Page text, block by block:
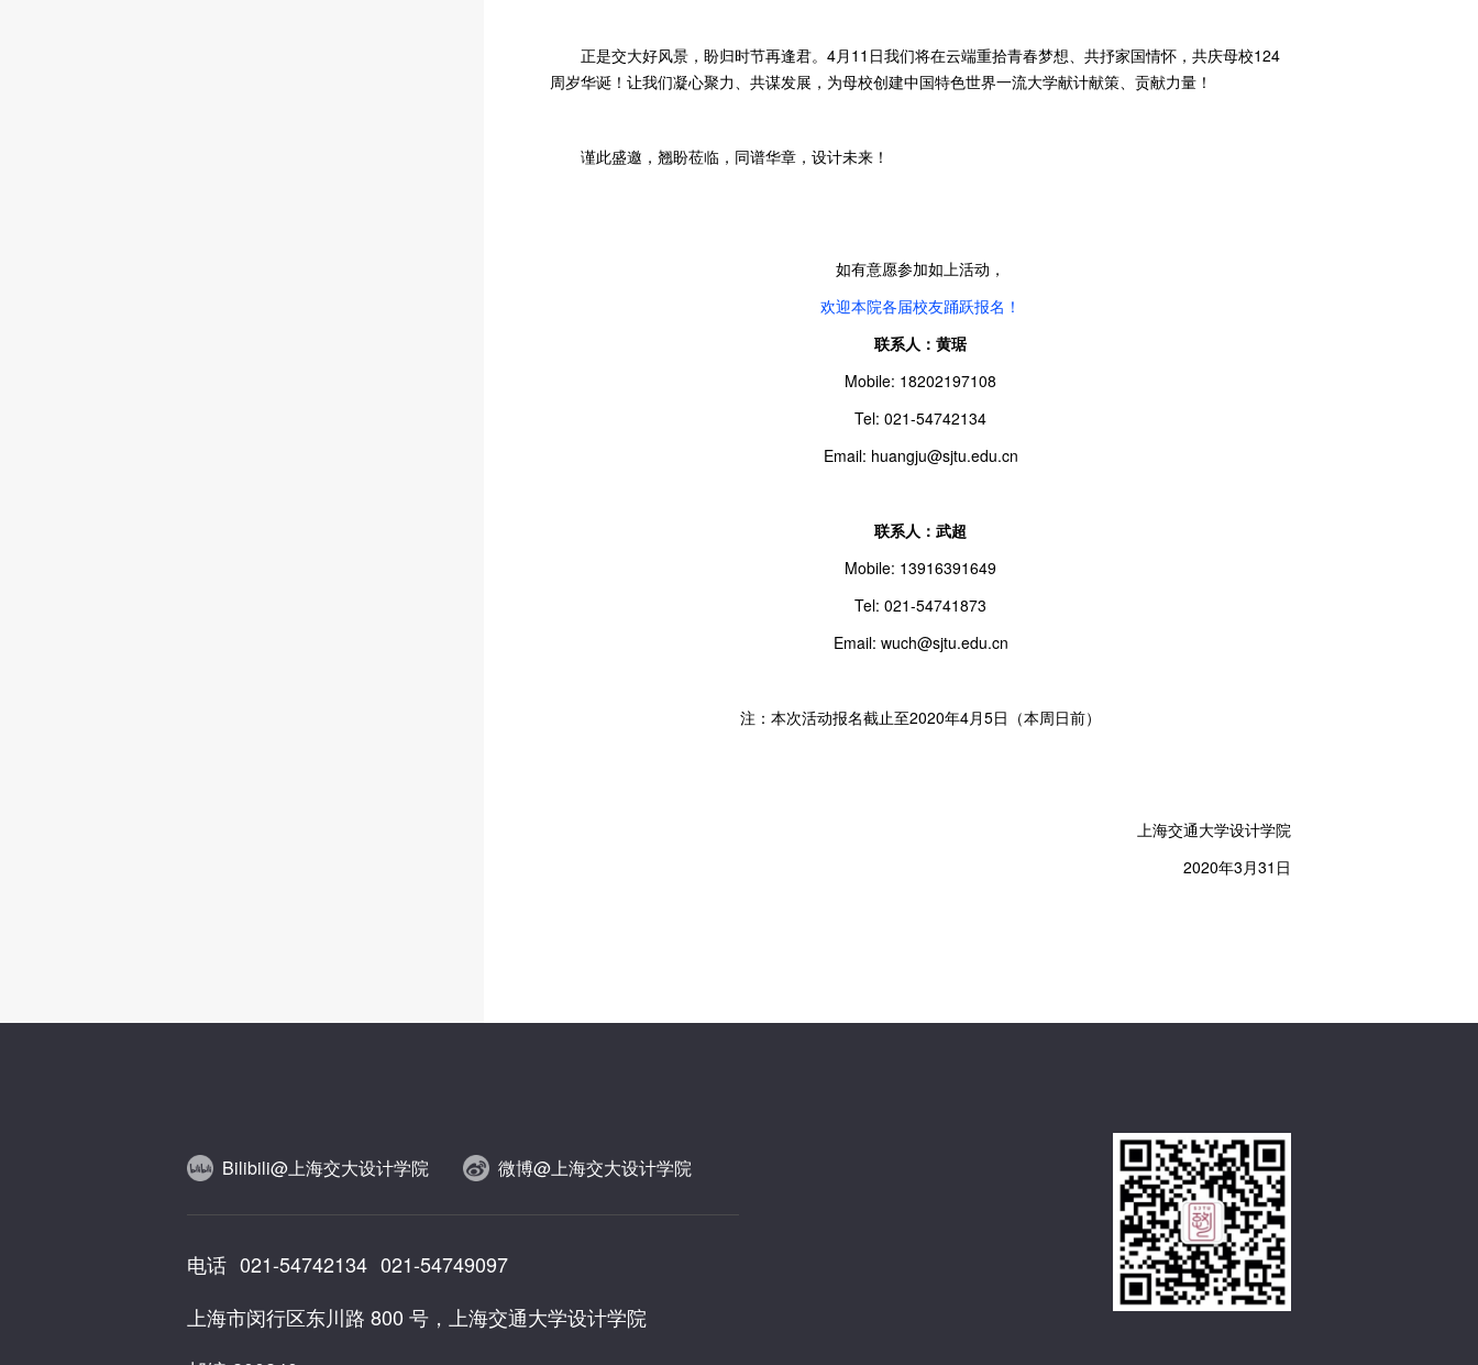
正是交大好风景，盼归时节再逢君。4月11日我们将在云端重拾青春梦想、共抒家国情怀，共庆母校124
周岁华诞！让我们凝心聚力、共谋发展，为母校创建中国特色世界一流大学献计献策、贡献力量！
谨此盛邀，翘盼莅临，同谱华章，设计未来！
如有意愿参加如上活动，
欢迎本院各届校友踊跃报名！
联系人：黄琚
Mobile: 18202197108
Tel: 021-54742134
Email: huangju@sjtu.edu.cn
联系人：武超
Mobile: 13916391649
Tel: 021-54741873
Email: wuch@sjtu.edu.cn
注：本次活动报名截止至2020年4月5日（本周日前）
上海交通大学设计学院
2020年3月31日
Bilibili@上海交大设计学院 微博@上海交大设计学院
电话 021-54742134 021-54749097
上海市闵行区东川路 800 号，上海交通大学设计学院